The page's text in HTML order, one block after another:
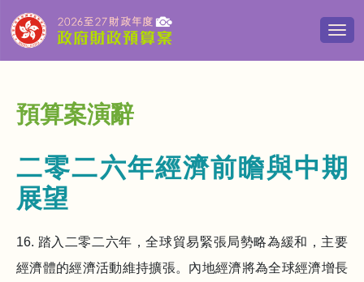
切
預算案演辭
二零二六年經濟前瞻與中期
展望
16. 踏入二零二六年，全球貿易緊張局勢略為緩和，主要
經濟體的經濟活動維持擴張。內地經濟將為全球經濟增長